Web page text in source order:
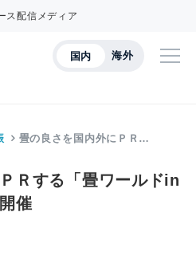
ス配信メディア
国内 海外
畳の良さを国内外にＰＲ…
Ｒする「畳ワールドin
催